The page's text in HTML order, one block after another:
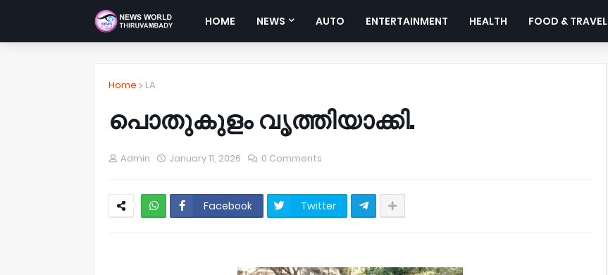
HOME NEWS AUTO ENTERTAINMENT HEALTH FOOD & TRAVEL
Home LA
പൊതുകുളം വൃത്തിയാക്കി.
Admin January 11, 2026 0 Comments
Facebook Twitter